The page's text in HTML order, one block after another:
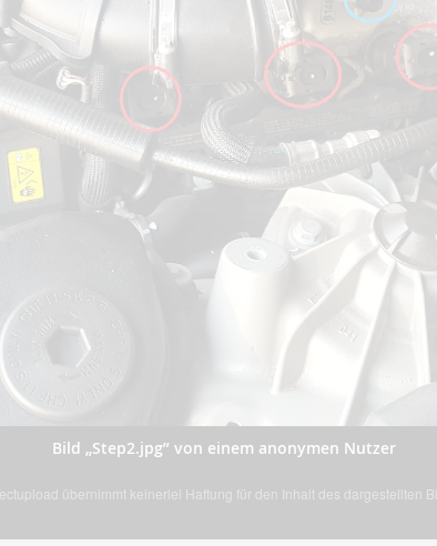
Bild „Step2.jpg” von einem anonymen Nutzer
übernimmt keinerlei Haftung für den Inhalt des dargestellten